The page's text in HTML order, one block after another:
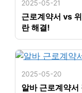
2025-05-21
근로계약서 vs
란 해결!
2025-05-20
알바 근로계약서